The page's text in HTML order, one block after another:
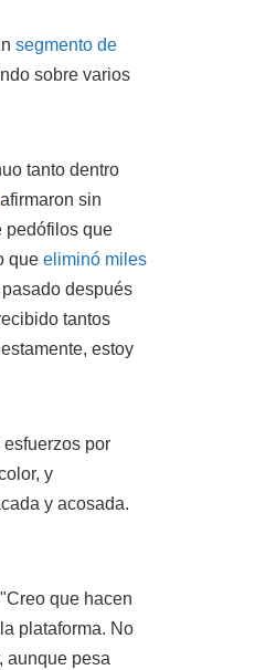
segmento de
sobre varios
tanto dentro
afirmaron sin
pedófilos que
que eliminó miles
después
tantos
estoy
esfuerzos por
y
y acosada.
que hacen
plataforma. No
aunque pesa